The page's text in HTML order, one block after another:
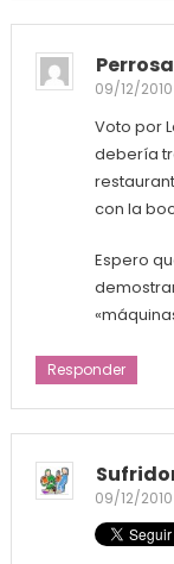
09/12/
Voto por
debería
con la
Espero
Responder
09/12/